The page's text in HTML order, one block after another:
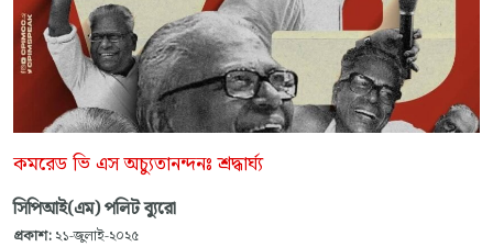
কমরেড ভি এস অচ্যুতানন্দনঃ শ্রদ্ধার্ঘ্য
সিপিআই(এম) পলিট ব্যুরো
প্রকাশ: ২১-জুলাই-২০২৫